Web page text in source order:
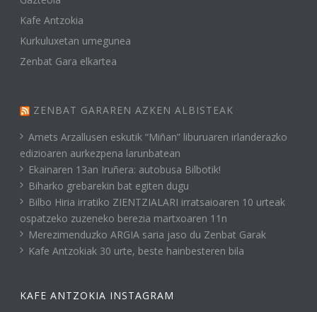
Kafe Antzokia
Kurkuluxetan umegunea
Zenbat Gara elkartea
ZENBAT GARAREN AZKEN ALBISTEAK
Amets Arzallusen eskutik “Miñan” liburuaren irlanderazko
edizioaren aurkezpena larunbatean
Ekainaren 13an Iruñera: autobusa Bilbotik!
Biharko grebarekin bat egiten dugu
Bilbo Hiria irratiko ZIENTZIALARI irratsaioaren 10 urteak
ospatzeko zuzeneko berezia martxoaren 11n
Merezimenduzko ARGIA saria jaso du Zenbat Garak
Kafe Antzokiak 30 urte, beste hainbesteren bila
KAFE ANTZOKIA INSTAGRAM